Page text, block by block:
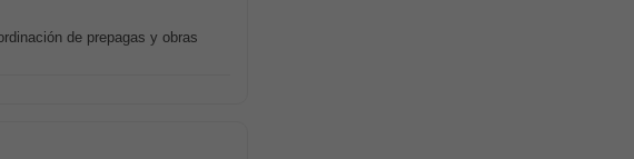
de prepagas y obras